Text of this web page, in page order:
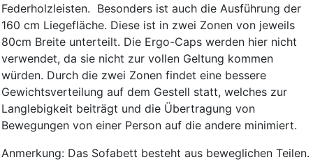
Federholzleisten. Besonders ist auch die Ausführung der
160 cm Liegefläche. Diese ist in zwei Zonen von jeweils
80cm Breite unterteilt. Die Ergo-Caps werden hier nicht
verwendet, da sie nicht zur vollen Geltung kommen
würden. Durch die zwei Zonen findet eine bessere
Gewichtsverteilung auf dem Gestell statt, welches zur
Langlebigkeit beiträgt und die Übertragung von
Bewegungen von einer Person auf die andere minimiert.
Anmerkung: Das Sofabett besteht aus beweglichen Teilen.